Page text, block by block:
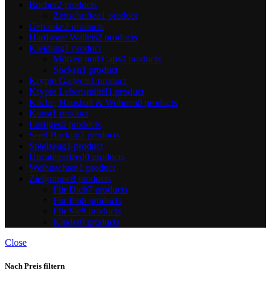
Bücher2 products
Zeitschriften1 product
Getränke2 products
Hardware Wallets2 products
Kleidung1 product
Mützen und Caps0 products
Socken1 product
Krypto Gadgets1 product
Krypto Lebensmittel1 product
Küche, Haushalt & Wohnen0 products
Kunst1 product
Lustiges0 products
Seed Backup2 products
Spielzeug1 product
Uncategorized0 products
Weihnachten1 product
Zielgruppe8 products
Für Dich7 products
Für Ihn8 products
Für Sie8 products
Kinder0 products
Close
Nach Preis filtern